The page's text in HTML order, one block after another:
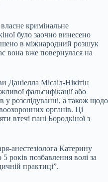
кримінальне
було заочно винесено
в міжнародний розшук
вона вже повернулася на
Даніелла Місаіл-Нікітін
фальсифікації або
у розслідуванні, а також щодо
органів. Ці
втечі пані Бородкіної з
анестезіолога Катерину
років позбавлення волі за
практиці”.